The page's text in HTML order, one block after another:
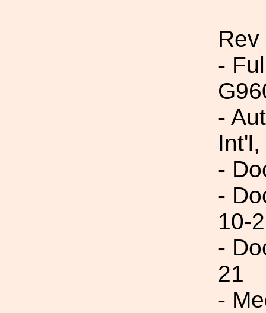
-
-
-
-
10-
-
21
-